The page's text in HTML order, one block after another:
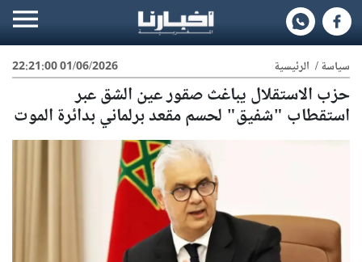
01/06/2026 22:21:00 سياسة/ الرئيسية
حزب الاستقلال يباغث صقور عين الشق عبر
استقطاب "شفيق" لحسم مقعد برلماني بدائرة الموت